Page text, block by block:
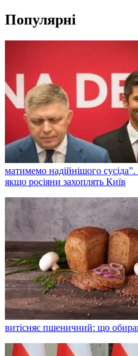
Популярні
матимемо надійнішого
якщо росіяни захоплять Київ
витісняє пшеничний: що